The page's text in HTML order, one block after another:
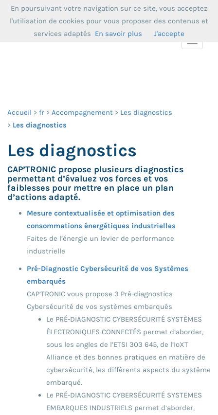
Toggle
Accueil fr Accompagnement
Les diagnostics
Les diagnostics
Les diagnostics
CAP’TRONIC propose plusieurs diagnostics
permettant d’évaluez vos forces et vos
faiblesses pour mettre en place un plan
d’actions adapté.
Mesure contextualisée et optimisation des
consommations énergétiques industrielles
Faites de l’énergie un levier de performance
industrielle
Pré-Diagnostic Cybersécurité de vos Systèmes
embarqués
CAP’TRONIC vous propose 3 Pré-diagnostics
Cybersécurité de vos systèmes embarqués
Le PRÉ-DIAGNOSTIC CYBERSÉCURITÉ SYSTÈMES
ÉLECTRONIQUES CONNECTÉS permet d’aborder,
sous les angles de l’ETSI 303 645, de l’IoXT
Alliance et des bonnes pratiques en matière de
cybersécurité, les différents aspects du système
embarqué.
Le PRÉ-DIAGNOSTIC CYBERSÉCURITÉ SYSTEMES
EMBARQUES INDUSTRIELS permet d’aborder,
En poursuivant votre navigation sur ce site, vous acceptez
l'utilisation de cookies pour vous proposer des contenus et
services adaptés En savoir plus J'accepte